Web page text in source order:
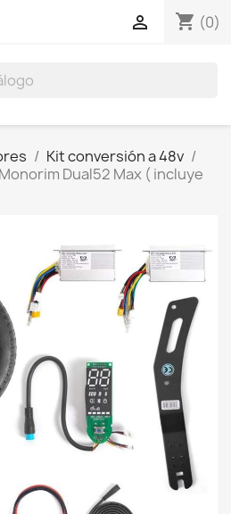
shopping_cart (0)

Kit conversión a 48v
Monorim Dual52 Max ( incluye